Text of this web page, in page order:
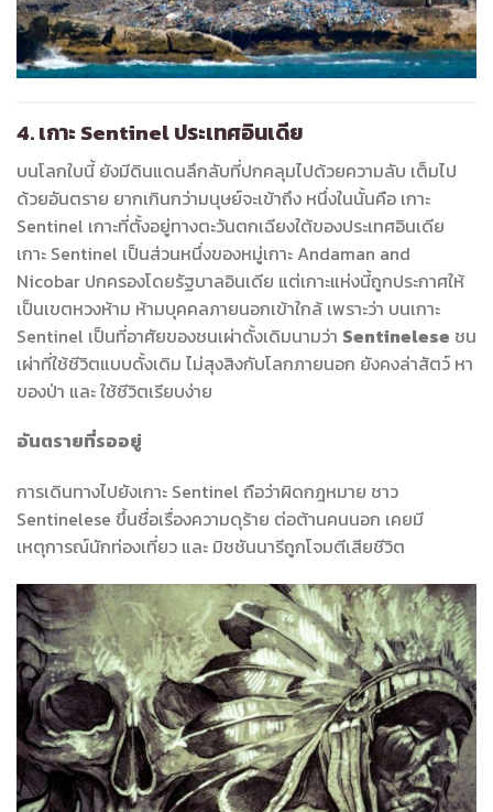
4. เกาะ Sentinel ประเทศอินเดีย
บนโลกใบนี้ ยังมีดินแดนลึกลับที่ปกคลุมไปด้วยความลับ เต็มไป
ด้วยอันตราย ยากเกินกว่ามนุษย์จะเข้าถึง หนึ่งในนั้นคือ เกาะ
Sentinel เกาะที่ตั้งอยู่ทางตะวันตกเฉียงใต้ของประเทศอินเดีย
เกาะ Sentinel เป็นส่วนหนึ่งของหมู่เกาะ Andaman and
Nicobar ปกครองโดยรัฐบาลอินเดีย แต่เกาะแห่งนี้ถูกประกาศให้
เป็นเขตหวงห้าม ห้ามบุคคลภายนอกเข้าใกล้ เพราะว่า บนเกาะ
Sentinel เป็นที่อาศัยของชนเผ่าดั้งเดิมนามว่า Sentinelese ชน
เผ่าที่ใช้ชีวิตแบบดั้งเดิม ไม่สุงสิงกับโลกภายนอก ยังคงล่าสัตว์ หา
ของป่า และ ใช้ชีวิตเรียบง่าย
อันตรายที่รออยู่
การเดินทางไปยังเกาะ Sentinel ถือว่าผิดกฎหมาย ชาว
Sentinelese ขึ้นชื่อเรื่องความดุร้าย ต่อต้านคนนอก เคยมี
เหตุการณ์นักท่องเที่ยว และ มิชชันนารีถูกโจมตีเสียชีวิต